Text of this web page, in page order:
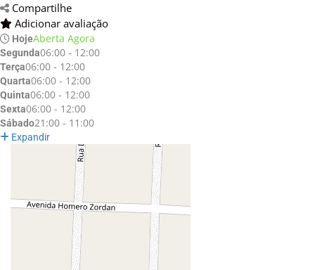
Compartilhe
Adicionar avaliação
HojeAberta Agora
Segunda06:00 - 12:00
Terça06:00 - 12:00
Quarta06:00 - 12:00
Quinta06:00 - 12:00
Sexta06:00 - 12:00
Sábado21:00 - 11:00
Expandir